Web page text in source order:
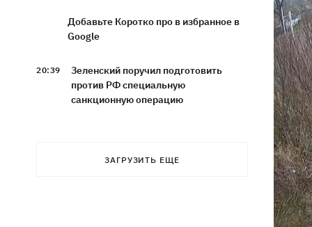
Добавьте Коротко про в избранное в
Google
20:39
Зеленский поручил подготовить
против РФ специальную
санкционную операцию
ЗАГРУЗИТЬ ЕЩЕ